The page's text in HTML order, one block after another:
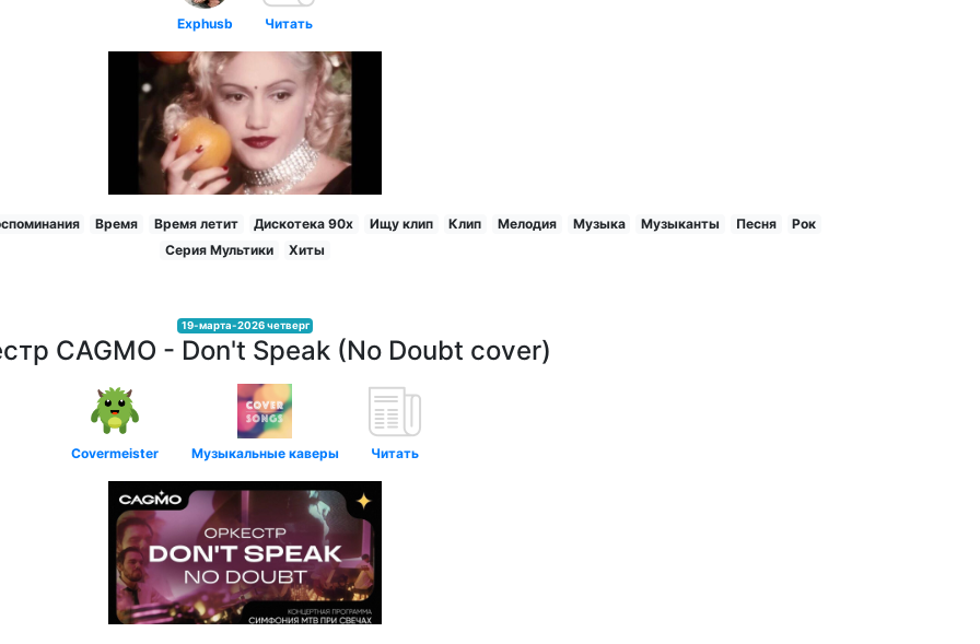
Exphusb Читать
Время Время летит Дискотека 90х Ищу клип Клип Мелодия Музыка Музыканты Песня
Рок
Серия Мультики
Хиты
19-марта-2026 четверг
CAGMO - Don't Speak (No Doubt cover)
Covermeister Музыкальные каверы Читать